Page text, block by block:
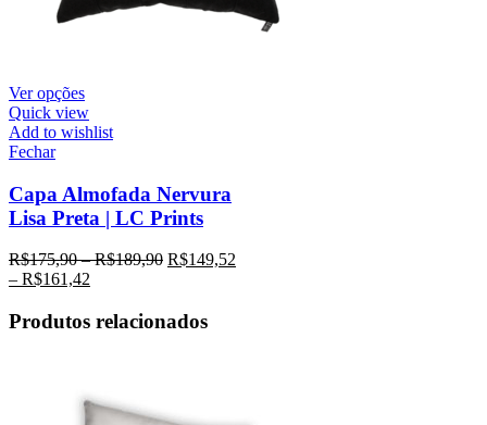
Ver opções
Quick view
Add to wishlist
Fechar
Capa Almofada Nervura
Lisa Preta | LC Prints
R$175,90–R$189,90 R$149,52
– R$161,42
Produtos relacionados